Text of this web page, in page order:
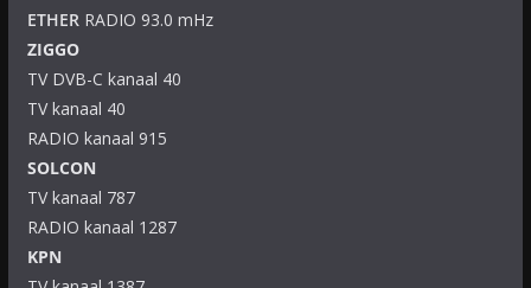
ETHERRADIO 93.0 mHz
ZIGGO
TV DVB-C kanaal 40
TV kanaal 40
RADIO kanaal 915
SOLCON
TV kanaal 787
RADIO kanaal 1287
KPN